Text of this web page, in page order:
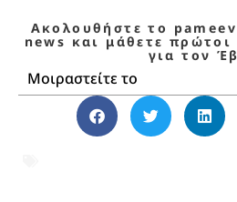
Ακολουθήστε το
news και μάθετε πρώτοι
για τον
Μοιραστείτε το